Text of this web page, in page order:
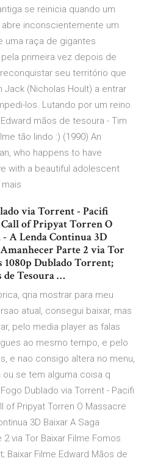
se reinicia quando um
inconscientemente um
uma raça de gigantes
primeira vez depois de
seu território que
(Nicholas Hoult) a entrar
los. Lutando por um reino
mãos de tesoura - Tim
tão lindo :) (1990) An
who happens to have
with a beautiful adolescent
via Torrent - Pacifi
Call of Pripyat Torren O
A Lenda Continua 3D
Parte 2 via Tor
1080p Dublado Torrent;
de Tesoura …
qria mostrar para meu
atual, consegui baixar, mas
pelo media player as falas
ao mesmo tempo, e pelo
e nao consigo altera no menu,
se tem alguma coisa q
Dublado via Torrent - Pacifi
of Pripyat Torren O Massacre
3D Baixar A Saga
via Tor Baixar Filme Fomos
Baixar Filme Edward Mãos de